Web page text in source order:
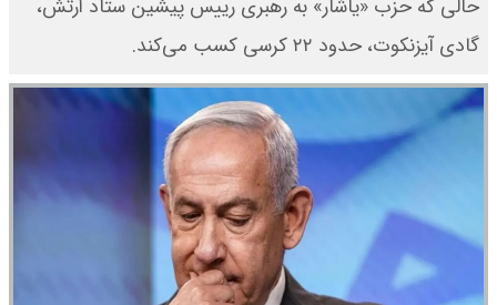
حالی که حزب «یاشار» به رهبری رییس پیشین ستاد ارتش،
گادی آیزنکوت، حدود ۲۲ کرسی کسب می‌کند.